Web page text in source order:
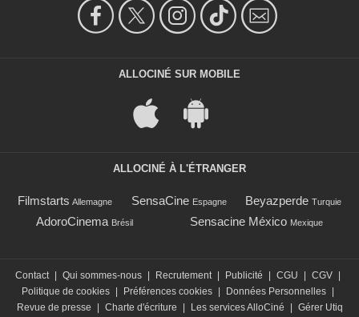
ALLOCINÉ SUR MOBILE
ALLOCINÉ À L'ÉTRANGER
Filmstarts Allemagne SensaCine Espagne Beyazperde Turquie
AdoroCinema Brésil Sensacine México Mexique
Contact | Qui sommes-nous | Recrutement | Publicité | CGU | CGV |
Politique de cookies | Préférences cookies | Données Personnelles |
Revue de presse
| Charte d'écriture | Les services AlloCiné | Gérer Utiq